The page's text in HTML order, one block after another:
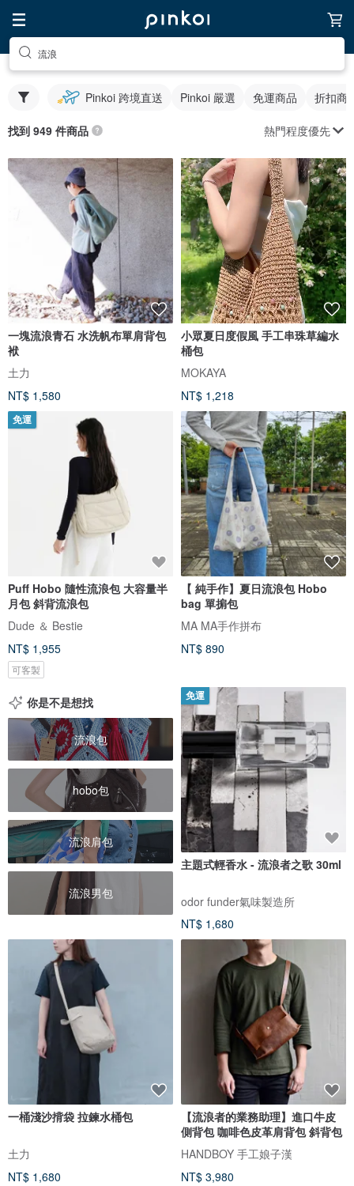
流浪
Pinkoi 跨境直送 Pinkoi 嚴選 免運商品 折扣商
找到 949 件商品 熱門程度優先
一塊流浪青石 水洗帆布單肩背包
袱
土力
NT$ 1,580
小眾夏日度假風 手工串珠草編水
桶包
MOKAYA
NT$ 1,218
免運
Puff Hobo 隨性流浪包 大容量半
月包 斜背流浪包
Dude ＆ Bestie
NT$ 1,955
可客製
【 純手作】夏日流浪包 Hobo
bag 單掮包
MA MA手作拼布
NT$ 890
你是不是想找
流浪包
hobo包
流浪肩包
流浪男包
免運
主題式輕香水 - 流浪者之歌 30ml
odor funder氣味製造所
NT$ 1,680
一桶淺沙揹袋 拉鍊水桶包
土力
NT$ 1,680
【流浪者的業務助理】進口牛皮
側背包 咖啡色皮革肩背包 斜背包
HANDBOY 手工娘子漢
NT$ 3,980